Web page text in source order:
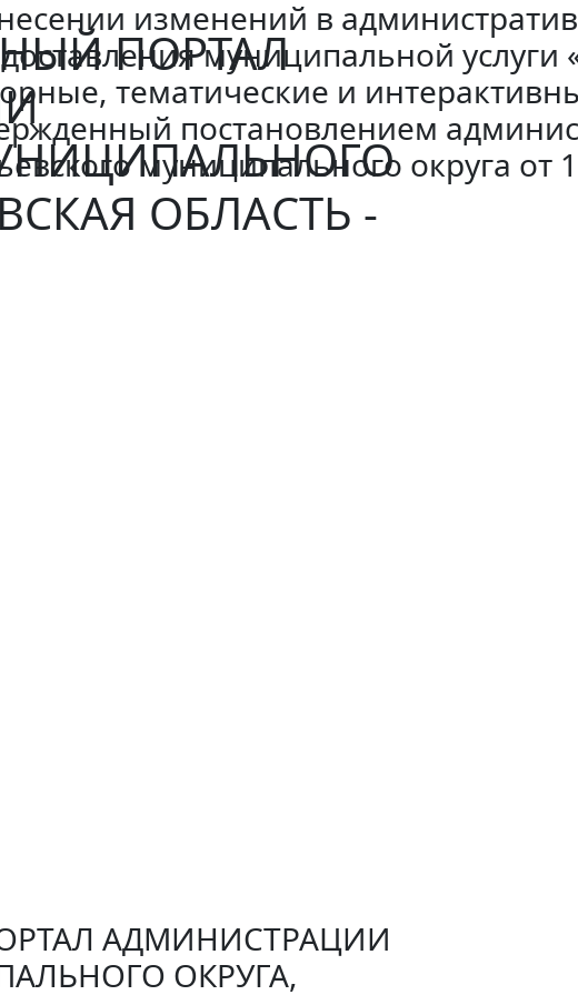
ПОРТАЛ
ОБЛАСТЬ -
изменений в
муниципальной услуги
тематические и
постановлением
муниципального округа от
АДМИНИСТРАЦИИ
ОКРУГА,